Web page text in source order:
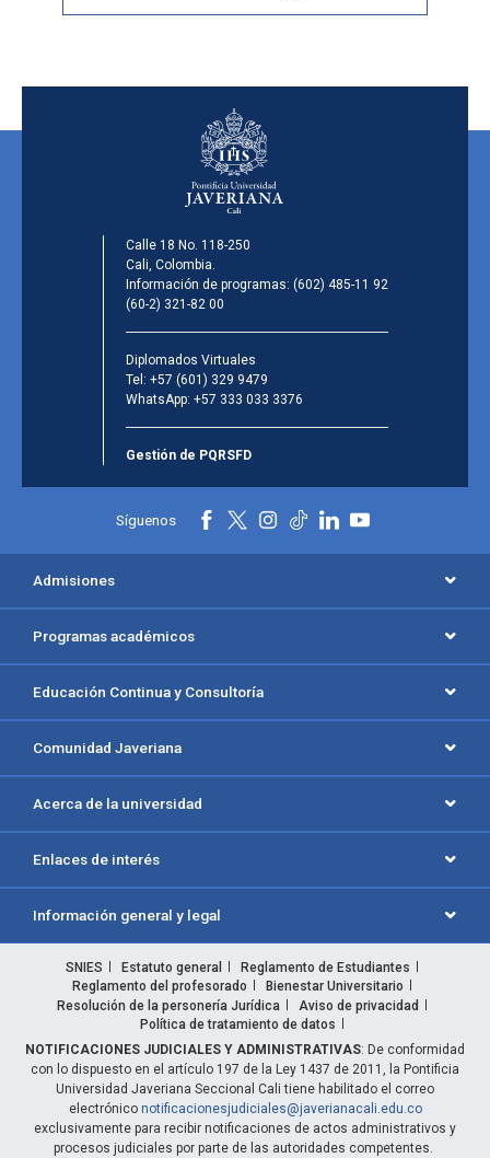
Calle 18 No. 118-250
Cali, Colombia.
Información de programas: (602) 485-11 92
(60-2) 321-82 00
Diplomados Virtuales
Tel: +57 (601) 329 9479
WhatsApp: +57 333 033 3376
Gestión de PQRSFD
Síguenos
Admisiones
Programas académicos
Educación Continua y Consultoría
Comunidad Javeriana
Acerca de la universidad
Enlaces de interés
Información general y legal
SNIES Estatuto general
Reglamento de Estudiantes
Reglamento del profesorado
Bienestar Universitario
Resolución de la personería Jurídica
Aviso de privacidad
Política de tratamiento de datos
NOTIFICACIONES JUDICIALES Y ADMINISTRATIVAS: De conformidad
con lo dispuesto en el artículo 197 de la Ley 1437 de 2011, la Pontificia
Universidad Javeriana Seccional Cali tiene habilitado el correo
electrónico notificacionesjudiciales@javerianacali.edu.co
exclusivamente para recibir notificaciones de actos administrativos y
procesos judiciales por parte de las autoridades competentes.